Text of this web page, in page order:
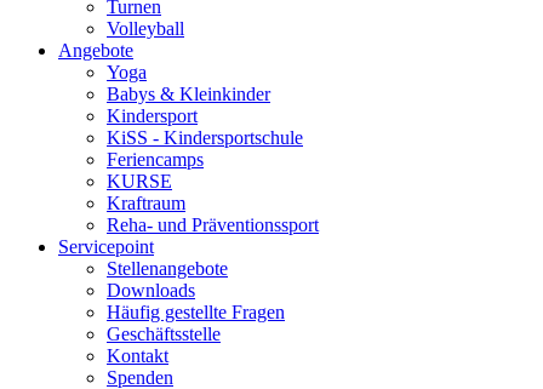
Turnen
Volleyball
Angebote
Yoga
Babys & Kleinkinder
Kindersport
KiSS - Kindersportschule
Feriencamps
KURSE
Kraftraum
Reha- und Präventionssport
Servicepoint
Stellenangebote
Downloads
Häufig gestellte Fragen
Geschäftsstelle
Kontakt
Spenden